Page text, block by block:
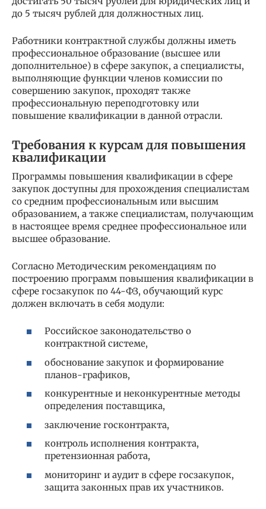
до 5 тысяч рублей для должностных лиц.
Работники контрактной службы должны иметь
профессиональное образование (высшее или
дополнительное) в сфере закупок, а специалисты,
выполняющие функции членов комиссии по
совершению закупок, проходят также
профессиональную переподготовку или
повышение квалификации в данной отрасли.
Требования к курсам для повышения
квалификации
Программы повышения квалификации в сфере
закупок доступны для прохождения специалистам
со средним профессиональным или высшим
образованием, а также специалистам, получающим
в настоящее время среднее профессиональное или
высшее образование.
Согласно Методическим рекомендациям по
построению программ повышения квалификации в
сфере госзакупок по 44-ФЗ, обучающий курс
должен включать в себя модули:
Российское законодательство о
контрактной системе,
обоснование закупок и формирование
планов-графиков,
конкурентные и неконкурентные методы
определения поставщика,
заключение госконтракта,
контроль исполнения контракта,
претензионная работа,
мониторинг и аудит в сфере госзакупок,
защита законных прав их участников.